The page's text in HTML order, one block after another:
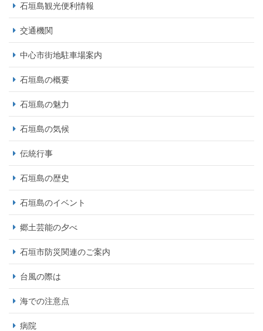
石垣島観光便利情報
交通機関
中心市街地駐車場案内
石垣島の概要
石垣島の魅力
石垣島の気候
伝統行事
石垣島の歴史
石垣島のイベント
郷土芸能の夕べ
石垣市防災関連のご案内
台風の際は
海での注意点
病院